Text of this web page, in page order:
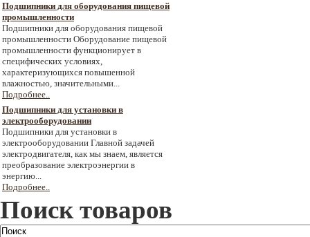
Подшипники для оборудования пищевой
промышленности
Подшипники для оборудования пищевой
промышленности Оборудование пищевой
промышленности функционирует в
специфических условиях,
характеризующихся повышенной
влажностью, значительными...
Подробнее..
Подшипники для установки в
электрооборудовании
Подшипники для установки в
электрооборудовании Главной задачей
электродвигателя, как мы знаем, является
преобразование электроэнергии в
энергию...
Подробнее..
Поиск товаров